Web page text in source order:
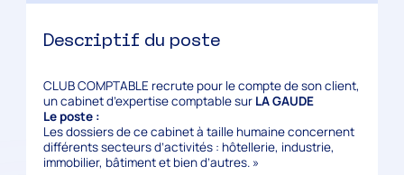
Descriptif du poste
CLUB COMPTABLE recrute pour le compte de son client,
un cabinet d’expertise comptable sur LA GAUDE
Le poste :
Les dossiers de ce cabinet à taille humaine concernent
différents secteurs d’activités : hôtellerie, industrie,
immobilier, bâtiment et bien d’autres. »